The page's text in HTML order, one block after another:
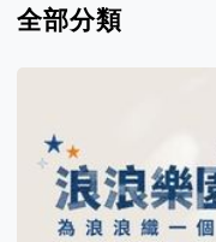
全部分類